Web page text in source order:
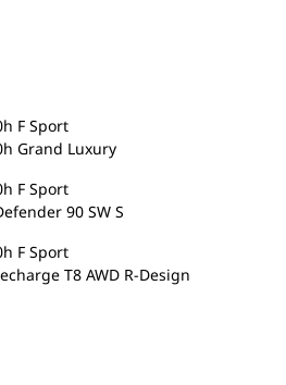
F Sport
Grand Luxury
F Sport
90 SW S
F Sport
T8 AWD R-Design